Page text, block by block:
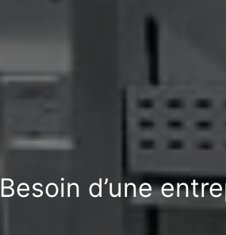
Besoin d’une